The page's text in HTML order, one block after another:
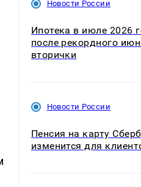
Новости России
Ипотека в июле 2026
после рекордного
вторички
Новости России
Пенсия на карту
изменится для